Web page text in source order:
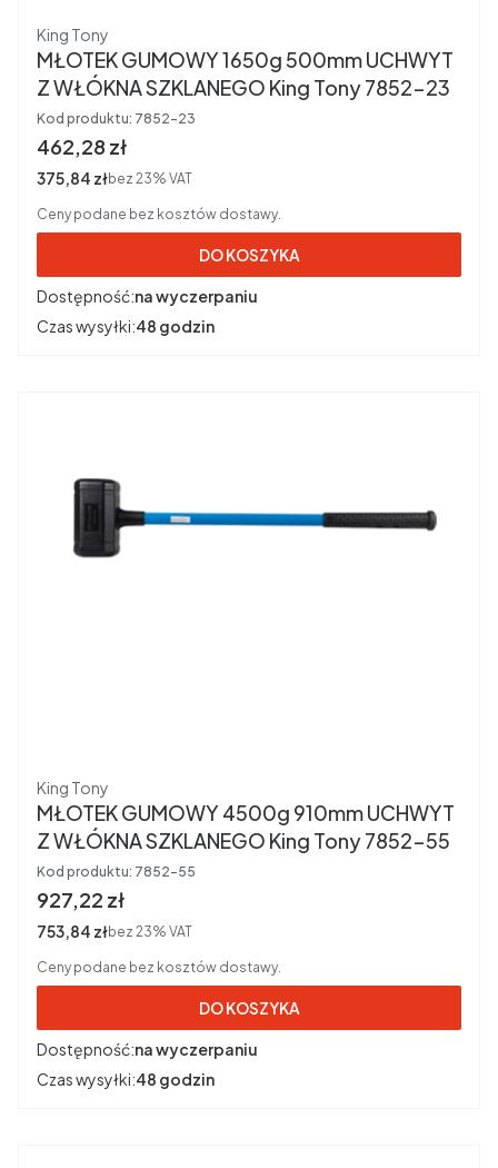
Producent
King Tony
MŁOTEK GUMOWY 1650g 500mm UCHWYT
Z WŁÓKNA SZKLANEGO King Tony 7852-23
Kod produktu: 7852-23
Cena brutto
462,28 zł
Cena netto
375,84 złbez 23% VAT
Ceny podane bez kosztów dostawy.
DO KOSZYKA
Dostępność:na wyczerpaniu
Czas wysyłki:48 godzin
Producent
King Tony
MŁOTEK GUMOWY 4500g 910mm UCHWYT
Z WŁÓKNA SZKLANEGO King Tony 7852-55
Kod produktu: 7852-55
Cena brutto
927,22 zł
Cena netto
753,84 złbez 23% VAT
Ceny podane bez kosztów dostawy.
DO KOSZYKA
Dostępność:na wyczerpaniu
Czas wysyłki:48 godzin